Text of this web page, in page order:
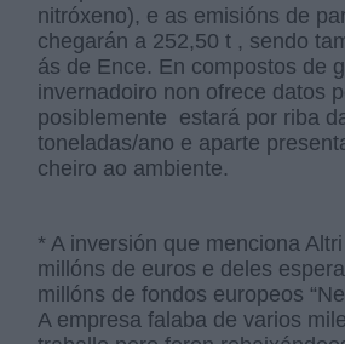
nitróxeno), e as emisións de
chegarán a 252,50 t , sendo
ás de Ence. En compostos de
invernadoiro non ofrece datos
posiblemente estará por riba
toneladas/ano e aparte
cheiro ao ambiente.
* A inversión que menciona
millóns de euros e deles
millóns de fondos europeos
A empresa falaba de varios